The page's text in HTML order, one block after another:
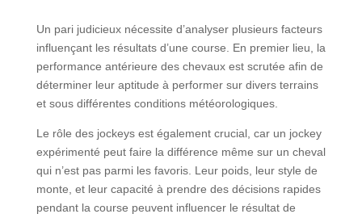
Un pari judicieux nécessite d’analyser plusieurs facteurs
influençant les résultats d’une course. En premier lieu, la
performance antérieure des chevaux est scrutée afin de
déterminer leur aptitude à performer sur divers terrains
et sous différentes conditions météorologiques.
Le rôle des jockeys est également crucial, car un jockey
expérimenté peut faire la différence même sur un cheval
qui n’est pas parmi les favoris. Leur poids, leur style de
monte, et leur capacité à prendre des décisions rapides
pendant la course peuvent influencer le résultat de